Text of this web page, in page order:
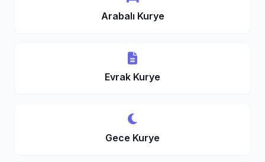
Arabalı Kurye
Evrak Kurye
Gece Kurye